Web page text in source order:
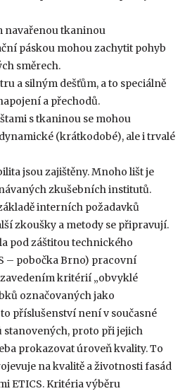
navařenou tkaninou
páskou mohou zachytit pohyb
směrech.
a silným dešťům, a to speciálně
a přechodů.
s tkaninou se mohou
(krátkodobé), ale i trvalé
jsou zajištěny. Mnoho lišt je
zkušebních institutů.
interních požadavků
zkoušky a metody se připravují.
pod záštitou technického
– pobočka Brno) pracovní
kritérií „obvyklé
označovaných jako
příslušenství není v současné
proto při jejich
prokazovat úroveň kvality. To
na kvalitě a životnosti fasád
ETICS. Kritéria výběru